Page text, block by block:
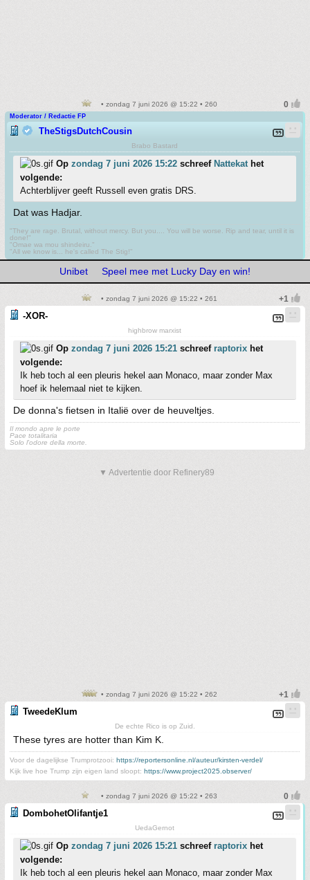
• zondag 7 juni 2026 @ 15:22 • 260
Moderator / Redactie FP
TheStigsDutchCousin
Brabo Bastard
Op zondag 7 juni 2026 15:22 schreef Nattekathet
volgende:
Achterblijver geeft Russell even gratis DRS.
Dat was Hadjar.
"They are rage. Brutal, without mercy. But you.... You will be worse. Rip and tear, until it is
done!"
"Omae wa mou shindeiru."
"All we know is... he's called The Stig!"
Unibet Speel mee met Lucky Day en win!
• zondag 7 juni 2026 @ 15:22 • 261
-XOR-
highbrow marxist
Op zondag 7 juni 2026 15:21 schreef raptorix het
volgende:
Ik heb toch al een pleuris hekel aan Monaco, maar zonder Max
hoef ik helemaal niet te kijken.
De donna's fietsen in Italië over de heuveltjes.
Il mondo apre le porte
Pace totalitaria
Solo l'odore della morte.
▼ Advertentie door Refinery89
• zondag 7 juni 2026 @ 15:22 • 262
TweedeKlum
De echte Rico is op Zuid.
These tyres are hotter than Kim K.
Voor de dagelijkse Trumprotzooi: https://reportersonline.nl/auteur/kirsten-verdel/
Kijk live hoe Trump zijn eigen land sloopt: https://www.project2025.observer/
• zondag 7 juni 2026 @ 15:22 • 263
DombohetOlifantje1
UedaGernot
Op zondag 7 juni 2026 15:21 schreef raptorix het
volgende:
Ik heb toch al een pleuris hekel aan Monaco, maar zonder Max